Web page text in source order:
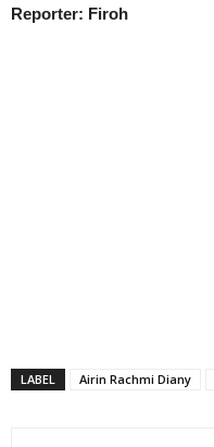
Reporter: Firoh
LABEL Airin Rachmi Diany